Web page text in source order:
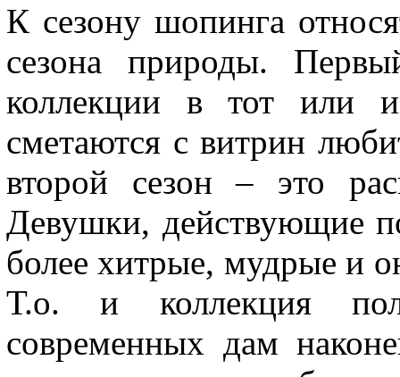
К сезону шопинга
сезона природы.
коллекции в тот или
сметаются с витрин
второй сезон – это
Девушки, действующие
более хитрые, мудрые и
Т.о. и коллекция
современных дам